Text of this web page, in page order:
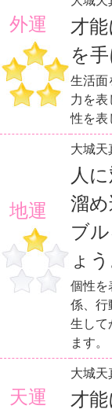
外運
才
を
生活面
力を表
性を表
地運
大城天
人
溜
ブ
ょう
個性を
係、行
生して
ます。
天運
大城天
才